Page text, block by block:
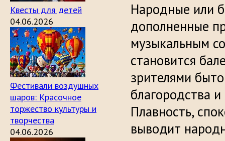
Квесты для детей
04.06.2026
Фестивали воздушных
шаров: Красочное
торжество культуры и
творчества
04.06.2026
Народные или
дополненные
музыкальным
становится
зрителями
благородства
Плавность,
выводит